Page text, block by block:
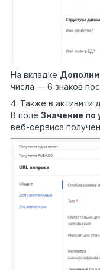
На вкладке
числа — 6 знаков
4. Также в активити
В поле Значение
веб-сервиса